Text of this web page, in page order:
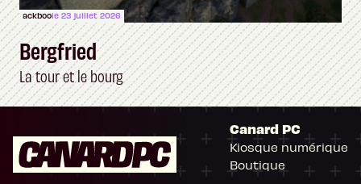
ackboole 23 juillet 2026
Bergfried
La tour et le bourg
Canard PC
Kiosque numérique
Boutique